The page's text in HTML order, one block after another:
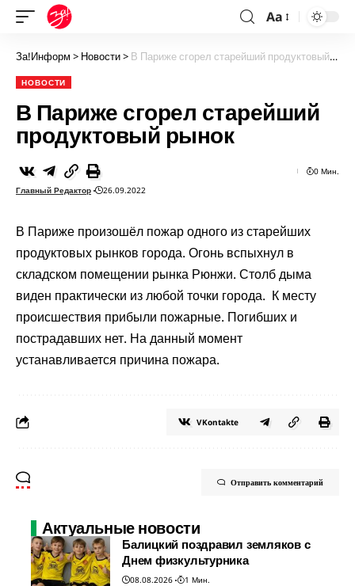
Aa
За!Информ > Новости> В Париже сгорел старейший продуктовый рынок
НОВОСТИ
В Париже сгорел старейший
продуктовый рынок
Главный Редактор 26.09.2022
0 Мин.
В Париже произошёл пожар одного из старейших
продуктовых рынков города. Огонь вспыхнул в
складском помещении рынка Рюнжи. Столб дыма
виден практически из любой точки города. К месту
происшествия прибыли пожарные. Погибших и
пострадавших нет. На данный момент
устанавливается причина пожара.
VKontakte
Отправить комментарий
Актуальные новости
Балицкий поздравил земляков с
Днем физкультурника
08.08.2026
1 Мин.